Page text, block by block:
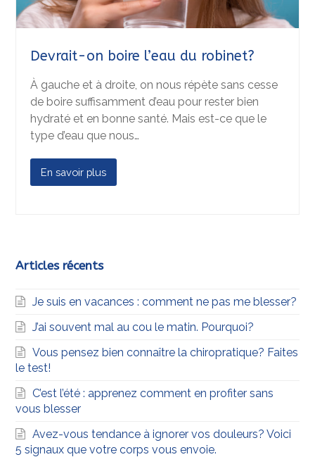
Devrait-on boire l’eau du robinet?
À gauche et à droite, on nous répète sans cesse
de boire suffisamment d’eau pour rester bien
hydraté et en bonne santé. Mais est-ce que le
type d’eau que nous…
En savoir plus
Articles récents
Je suis en vacances : comment ne pas me blesser?
J’ai souvent mal au cou le matin. Pourquoi?
Vous pensez bien connaître la chiropratique? Faites
le test!
C’est l’été : apprenez comment en profiter sans
vous blesser
Avez-vous tendance à ignorer vos douleurs? Voici
5 signaux que votre corps vous envoie.